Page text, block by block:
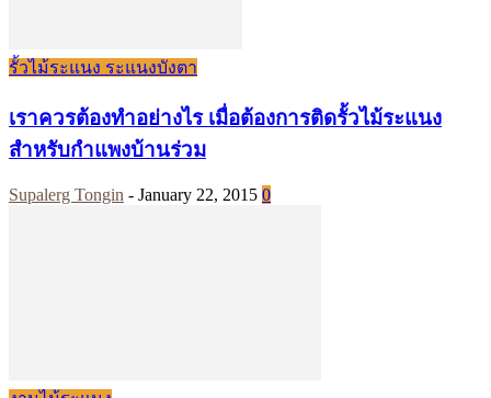
รั้วไม้ระแนง ระแนงบังตา
เราควรต้องทำอย่างไร เมื่อต้องการติดรั้วไม้ระแนง
สำหรับกำแพงบ้านร่วม
Supalerg Tongin - January 22, 2015 0